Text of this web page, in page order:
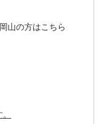
山の方はこちら